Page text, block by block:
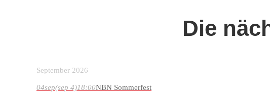
Die
September 2026
04sep(sep 4)18:00NBN Sommerfest